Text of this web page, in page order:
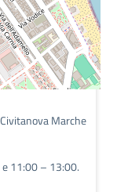
Marche
11:00 – 13:00.